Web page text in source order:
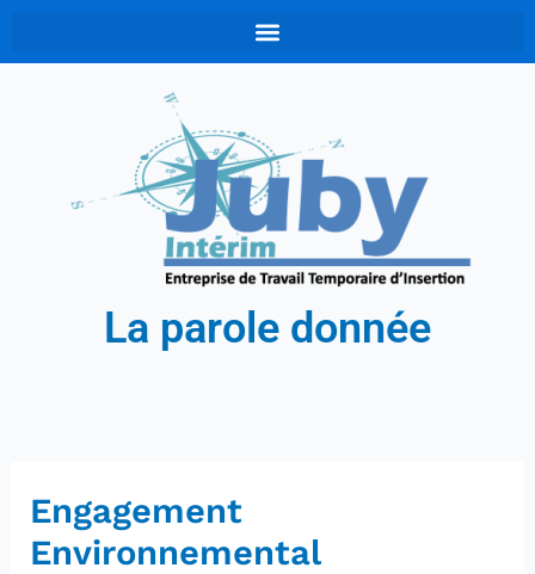
La parole donnée
Engagement
Environnemental